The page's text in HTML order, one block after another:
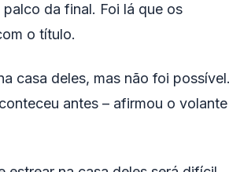
da final. Foi lá que os
o título.
casa deles, mas não foi
antes – afirmou o volante